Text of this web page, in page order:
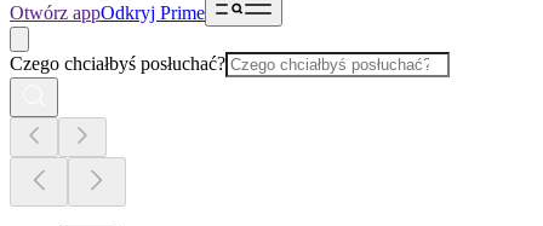
Otwórz appOdkryj Prime
Czego chciałbyś posłuchać?